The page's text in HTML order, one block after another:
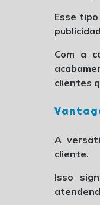
Esse
Com a
clientes
A
cliente.
Isso